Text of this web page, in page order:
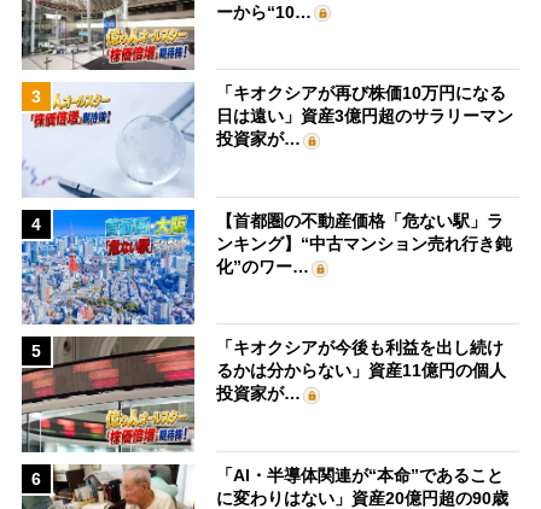
ーから“10…
3
「キオクシアが再び株価10万円になる
日は遠い」資産3億円超のサラリーマン
投資家が…
4
【首都圏の不動産価格「危ない駅」ラ
ンキング】“中古マンション売れ行き鈍
化”のワー…
5
「キオクシアが今後も利益を出し続け
るかは分からない」資産11億円の個人
投資家が…
6
「AI・半導体関連が“本命”であること
に変わりはない」資産20億円超の90歳